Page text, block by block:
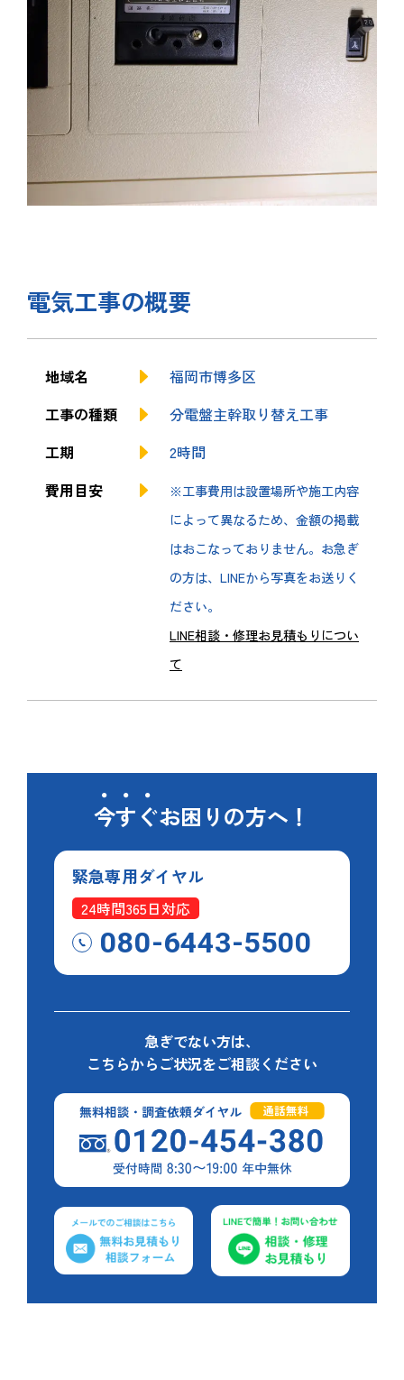
電気工事の概要
地域名
福岡市博多区
工事の種類
分電盤主幹取り替え工事
工期
2時間
費用目安
※工事費用は設置場所や施工内容
によって異なるため、金額の掲載
はおこなっておりません。お急ぎ
の方は、LINEから写真をお送りく
ださい。
LINE相談・修理お見積もりについ
て
今すぐお困りの方へ！
緊急専用ダイヤル
24時間365日対応
080-6443-5500
急ぎでない方は、
こちらからご状況をご相談ください